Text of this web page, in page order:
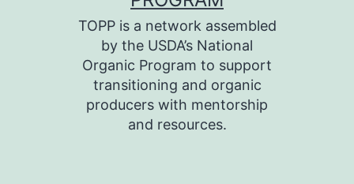
TOPP is a network assembled
by the USDA’s National
Organic Program to support
transitioning and organic
producers with mentorship
and resources.